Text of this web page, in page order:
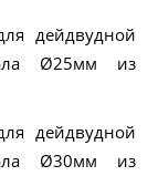
дейдвудной
Ø25мм из
дейдвудной
Ø30мм из